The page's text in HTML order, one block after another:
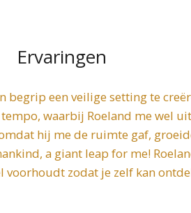
Ervaringen
begrip een veilige setting te
waarbij Roeland me wel
hij me de ruimte gaf,
a giant leap for me!
voorhoudt zodat je zelf kan